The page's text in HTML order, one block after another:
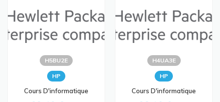
H5BU2E
HP
Cours D'informatique
H4UA3E
HP
Cours D'informatique